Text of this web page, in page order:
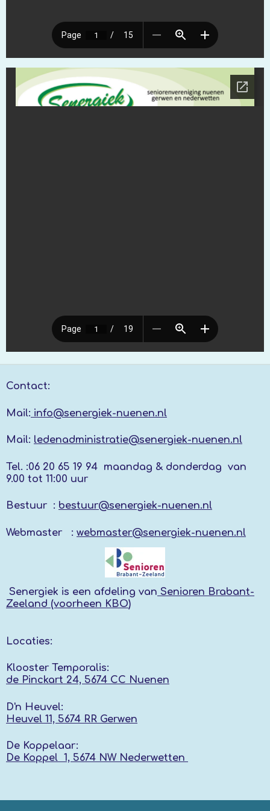
Contact:
Mail: info@senergiek-nuenen.nl
Mail: ledenadministratie@senergiek-nuenen.nl
Tel. :06 20 65 19 94 maandag & donderdag van
9.00 tot 11:00 uur
Bestuur : bestuur@senergiek-nuenen.nl
Webmaster : webmaster@senergiek-nuenen.nl
Senergiek is een afdeling van Senioren Brabant-
Zeeland (voorheen KBO)
Locaties:
Klooster Temporalis:
de Pinckart 24, 5674 CC Nuenen
D'n Heuvel:
Heuvel 11, 5674 RR Gerwen
De Koppelaar:
De Koppel 1, 5674 NW Nederwetten